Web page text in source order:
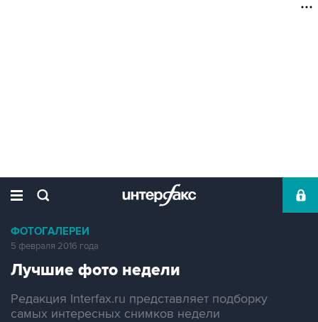
ФОТОГАЛЕРЕИ
5 февраля 2016 года
Лучшие фото недели
Редакция Interfax.ru представляет подборку
самых интересных снимков недели